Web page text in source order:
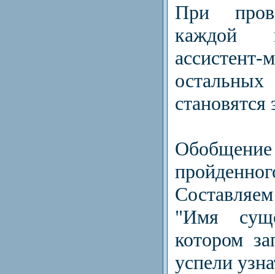
При
каждой
становятся
"Имя
котором
успели